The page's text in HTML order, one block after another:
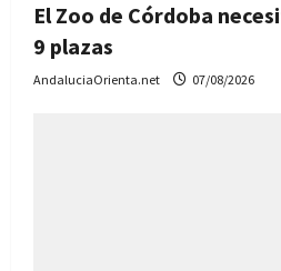
El Zoo de Córdoba
9 plazas
AndaluciaOrienta.net 07/08/2026